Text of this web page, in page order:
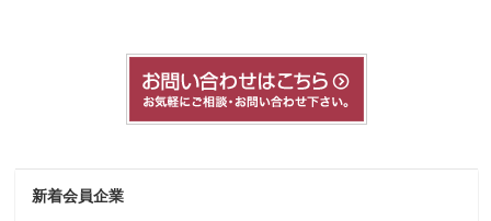
新着会員企業